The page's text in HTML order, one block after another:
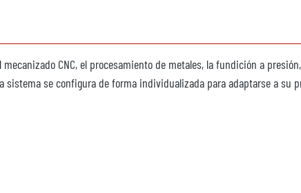
CNC, el procesamiento de metales, la fundición a
se configura de forma individualizada para adaptarse a su